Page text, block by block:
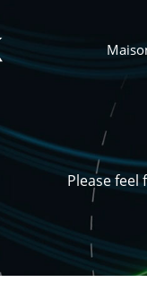
Please